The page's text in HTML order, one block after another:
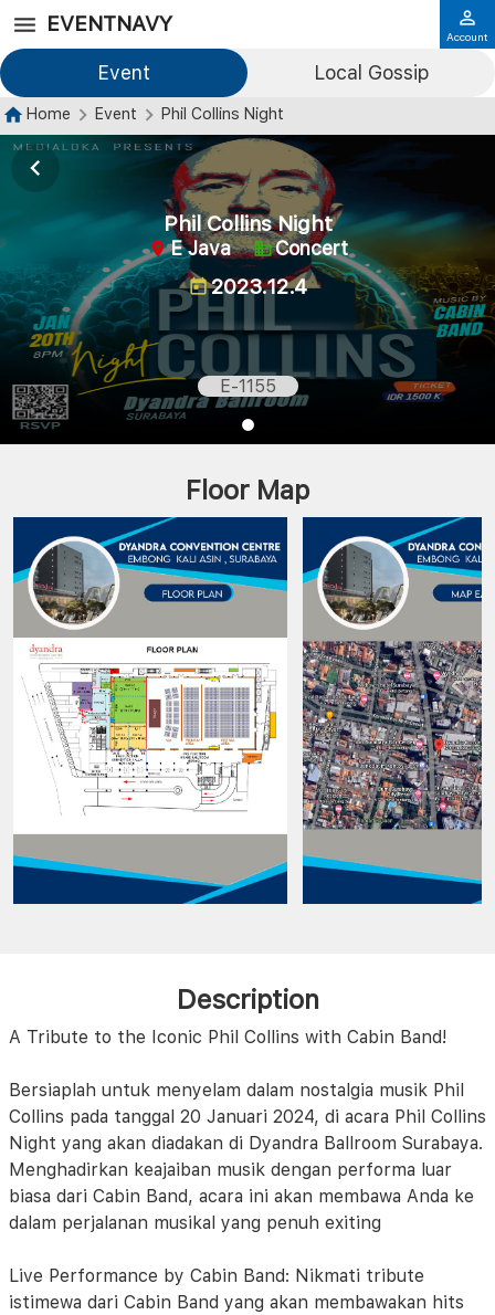
EVENTNAVY
Event Local Gossip
Account
Home Event Phil Collins Night
Phil Collins Night
E Java Concert
2023.12.4
E-1155
Floor Map
Description
A Tribute to the Iconic Phil Collins with Cabin Band!
Bersiaplah untuk menyelam dalam nostalgia musik Phil
Collins pada tanggal 20 Januari 2024, di acara Phil Collins
Night yang akan diadakan di Dyandra Ballroom Surabaya.
Menghadirkan keajaiban musik dengan performa luar
biasa dari Cabin Band, acara ini akan membawa Anda ke
dalam perjalanan musikal yang penuh exiting
Live Performance by Cabin Band: Nikmati tribute
istimewa dari Cabin Band yang akan membawakan hits